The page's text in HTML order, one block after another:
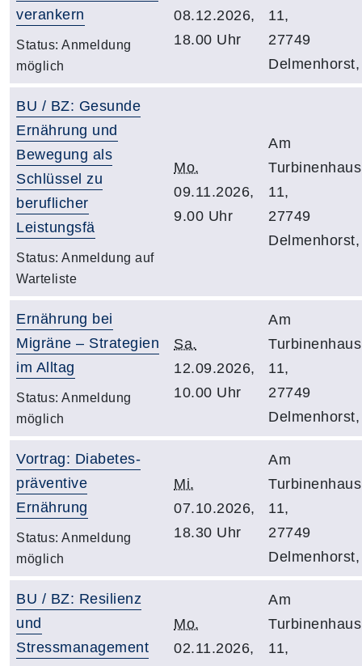
verankern
Status: Anmeldung
möglich
08.12.2026,
18.00 Uhr
11,
27749
Delmenhorst,
BU / BZ: Gesunde
Ernährung und
Bewegung als
Schlüssel zu
beruflicher
Leistungsfä
Status: Anmeldung auf
Warteliste
Mo.
09.11.2026,
9.00 Uhr
Am
Turbinenhaus
11,
27749
Delmenhorst,
Ernährung bei
Migräne – Strategien
im Alltag
Status: Anmeldung
möglich
Sa.
12.09.2026,
10.00 Uhr
Am
Turbinenhaus
11,
27749
Delmenhorst,
Vortrag: Diabetes-
präventive
Ernährung
Status: Anmeldung
möglich
Mi.
07.10.2026,
18.30 Uhr
Am
Turbinenhaus
11,
27749
Delmenhorst,
BU / BZ: Resilienz
und
Stressmanagement
Mo.
02.11.2026,
Am
Turbinenhaus
11,